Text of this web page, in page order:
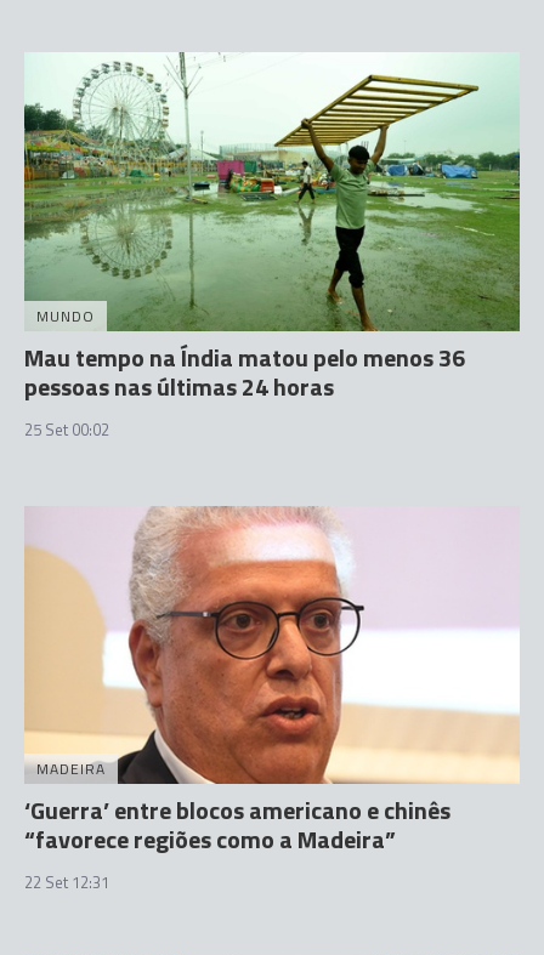
MUNDO
Mau tempo na Índia matou pelo menos 36
pessoas nas últimas 24 horas
25 Set 00:02
MADEIRA
‘Guerra’ entre blocos americano e chinês
“favorece regiões como a Madeira”
22 Set 12:31